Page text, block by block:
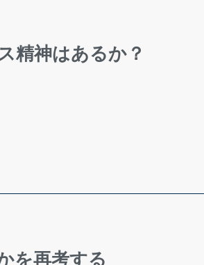
精神はあるか？
を再考する